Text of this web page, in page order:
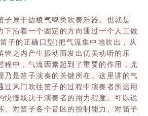
气流速度主要指在气流通过风
过程中演奏者所运用的气流快
快慢取决于演奏者的用力程
奏者笛子音色的好坏、对笛子
制能力、对笛子音乐作品的驾
，都取决于对笛子气流速度的
属于边棱气鸣类吹奏乐器。也就是
下沿着一个固定的方向通过一个人工做
子的正确口型)把气流集中地吹出，从
管之内产生振动而发出优美动听的乐
程中，气流因素起到了重要的作用，尤
乃是笛子演奏的关键所在。这里讲的气
过风门吹往笛子的过程中演奏者所运用
快慢取决于演奏者的用力程度。可以说
、对笛子各个音区的控制能力、对笛子